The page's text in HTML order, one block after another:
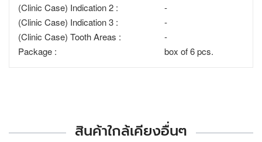
(Clinic Case) Indication 2 :
-
(Clinic Case) Indication 3 :
-
(Clinic Case) Tooth Areas :
-
Package :
box of 6 pcs.
สินค้าใกล้เคียงอื่นๆ